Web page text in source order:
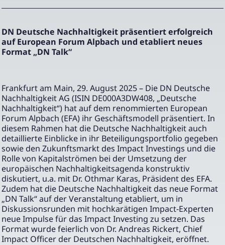
DN Deutsche Nachhaltigkeit präsentiert erfolgreich
auf European Forum Alpbach und etabliert neues
Format „DN Talk“
Frankfurt am Main, 29. August 2025 – Die DN Deutsche
Nachhaltigkeit AG (ISIN DE000A3DW408, „Deutsche
Nachhaltigkeit“) hat auf dem renommierten European
Forum Alpbach (EFA) ihr Geschäftsmodell präsentiert. In
diesem Rahmen hat die Deutsche Nachhaltigkeit auch
detaillierte Einblicke in ihr Beteiligungsportfolio gegeben
sowie den Zukunftsmarkt des Impact Investings und die
Rolle von Kapitalströmen bei der Umsetzung der
europäischen Nachhaltigkeitsagenda konstruktiv
diskutiert, u.a. mit Dr. Othmar Karas, Präsident des EFA.
Zudem hat die Deutsche Nachhaltigkeit das neue Format
„DN Talk“ auf der Veranstaltung etabliert, um in
Diskussionsrunden mit hochkarätigen Impact-Experten
neue Impulse für das Impact Investing zu setzen. Das
Format wurde feierlich von Dr. Andreas Rickert, Chief
Impact Officer der Deutschen Nachhaltigkeit, eröffnet.